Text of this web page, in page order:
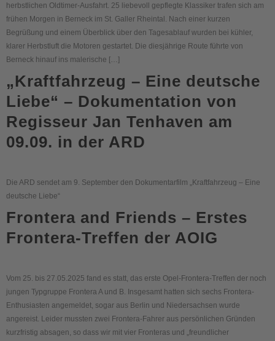
herbstlichen Oldtimer-Ausfahrt. 25 liebevoll gepflegte Klassiker trafen sich am
frühen Morgen in Berneck im St. Galler Rheintal. Nach einer kurzen
Begrüßung und einem Überblick über den Tagesablauf wurden bei kühler,
klarer Herbstluft die Motoren gestartet. Die diesjährige Route führte von
Berneck hinauf ins malerische […]
„Kraftfahrzeug – Eine deutsche
Liebe“ – Dokumentation von
Regisseur Jan Tenhaven am
09.09. in der ARD
Die ARD sendet am 9. September den Dokumentarfilm „Kraftfahrzeug – Eine
deutsche Liebe“
Frontera and Friends – Erstes
Frontera-Treffen der AOIG
Vom 25. bis 27.05.2025 fand es statt, das erste Opel-Frontera-Treffen der noch
jungen Typgruppe Frontera A und B. Insgesamt hatten sich sechs Frontera-
Enthusiasten angemeldet, sogar aus Berlin und Niedersachsen wurde
angereist. Leider mussten zwei Frontera-Fahrer aus persönlichen Gründen
kurzfristig absagen, so dass wir mit vier Fronteras und „freundlicher